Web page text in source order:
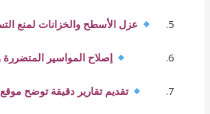
عزل الأسطح والخزانات لمنع
إصلاح المواسير المتضررة
تقديم تقارير دقيقة توضح